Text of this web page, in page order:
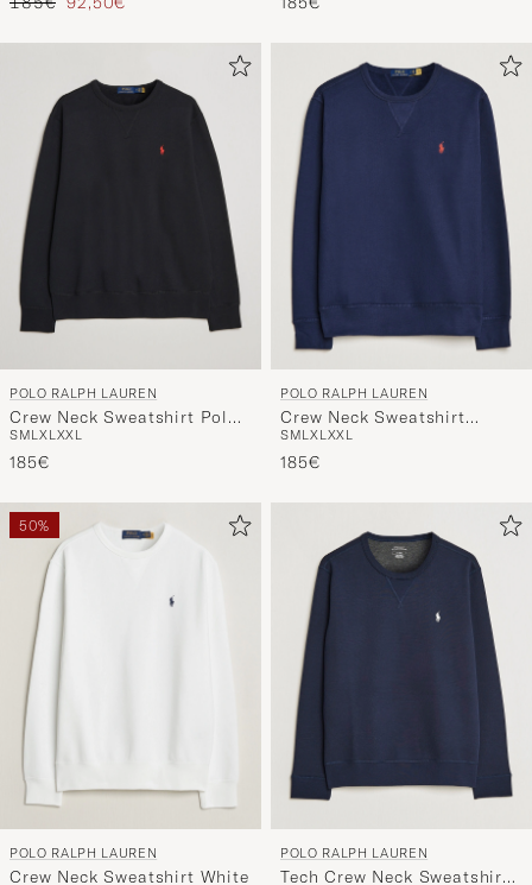
POLO RALPH LAUREN
Crew Neck Sweatshirt Polo
Black
SMLXLXXL
185€
POLO RALPH LAUREN
Crew Neck Sweatshirt
Cruise Navy
SMLXLXXL
185€
50%
POLO RALPH LAUREN
Crew Neck Sweatshirt White
POLO RALPH LAUREN
Tech Crew Neck Sweatshirt